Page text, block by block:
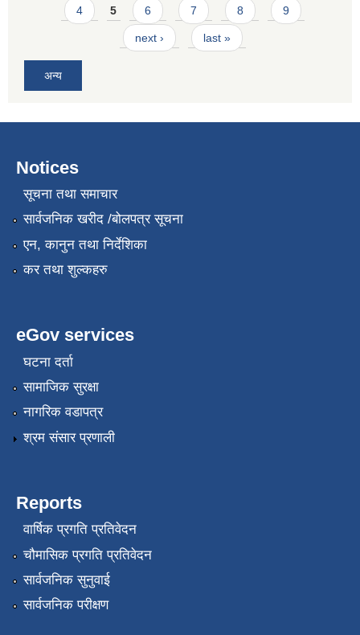
4 5 6 7 8 9
next › last »
अन्य
Notices
सूचना तथा समाचार
सार्वजनिक खरीद /बोलपत्र सूचना
एन, कानुन तथा निर्देशिका
कर तथा शुल्कहरु
eGov services
घटना दर्ता
सामाजिक सुरक्षा
नागरिक वडापत्र
श्रम संसार प्रणाली
Reports
वार्षिक प्रगति प्रतिवेदन
चौमासिक प्रगति प्रतिवेदन
सार्वजनिक सुनुवाई
सार्वजनिक परीक्षण